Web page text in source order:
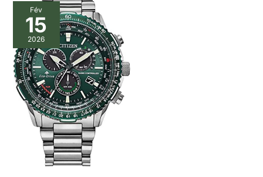
Fév
15
2026